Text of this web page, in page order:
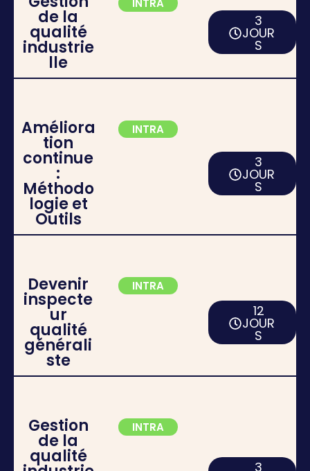
de la
qualité
industrie
lle
3
JOUR
S
Améliora
tion
continue
:
Méthodo
logie et
Outils
INTRA
3
JOUR
S
Devenir
inspecte
ur
qualité
générali
ste
INTRA
12
JOUR
S
Gestion
de la
qualité
INTRA
3